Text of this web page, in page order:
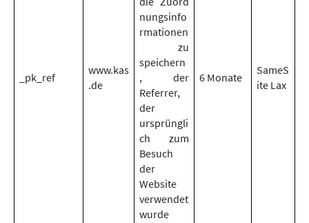
_pk_ref
www.kas
.de
nungsinfo
rmationen
zu
speichern
, der
Referrer,
der
ursprüngli
ch zum
Besuch
der
Website
verwendet
wurde
6 Monate
SameS
ite Lax